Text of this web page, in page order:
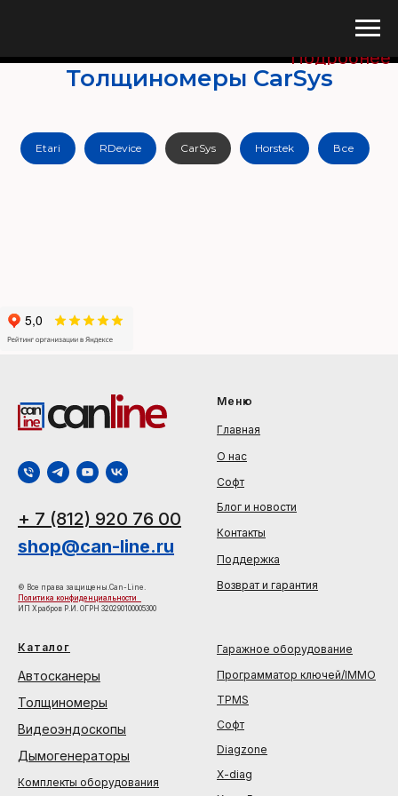
Купите
Подробнее
Толщиномеры CarSys
Etari RDevice CarSys Horstek Все
+ 7 (812) 920 76 00
shop@can-line.ru
© Все права защищены.Can-Line.
Политика конфиденциальности
ИП Храбров Р.И. ОГРН 320290100005300
Меню
Главная
О нас
Софт
Блог и новости
Контакты
Поддержка
Возврат и гарантия
Каталог
Автосканеры
Толщиномеры
Видеоэндоскопы
Дымогенераторы
Комплекты оборудования
Гаражное оборудование
Программатор ключей/IMMO
TPMS
Софт
Diagzone
X-diag